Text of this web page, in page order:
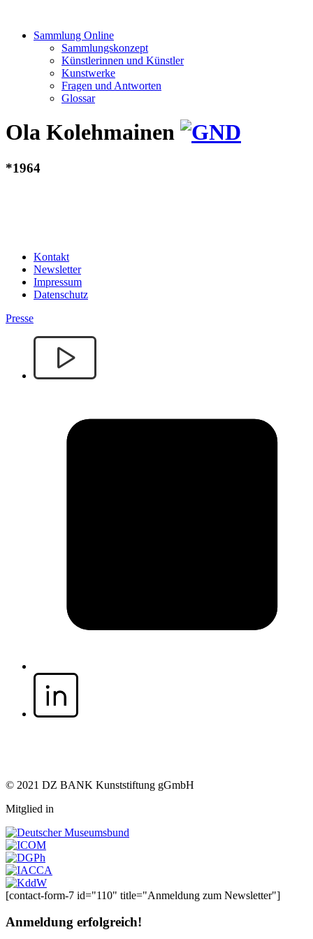
Sammlung Online
Sammlungskonzept
Künstlerinnen und Künstler
Kunstwerke
Fragen und Antworten
Glossar
Ola Kolehmainen
*1964
Kontakt
Newsletter
Impressum
Datenschutz
Presse
© 2021 DZ BANK Kunststiftung gGmbH
Mitglied in
[contact-form-7 id="110" title="Anmeldung zum Newsletter"]
Anmeldung erfolgreich!